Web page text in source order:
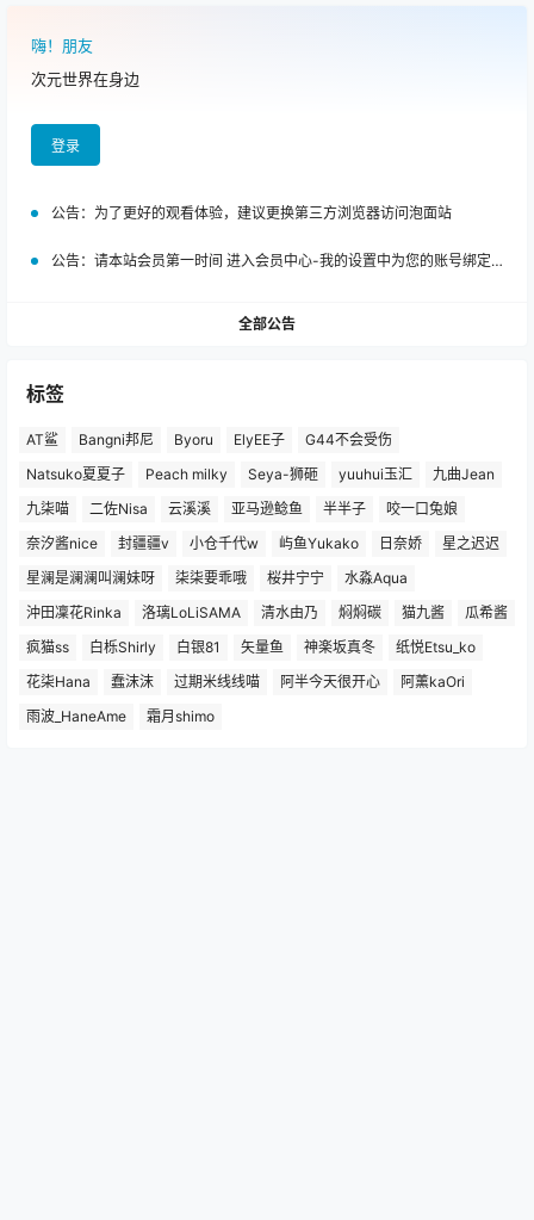
嗨！朋友
次元世界在身边
登录
公告： 为了更好的观看体验，建议更换第三方浏览器访问泡面站
公告： 请本站会员第一时间 进入会员中心-我的设置中为您的账号绑定邮箱!
全部公告
标签
AT鲨 Bangni邦尼 Byoru ElyEE子
G44不会受伤
Natsuko夏夏子
Peach milky Seya-狮砸 yuuhui玉汇
九曲Jean
九柒喵
二佐Nisa 云溪溪 亚马逊鲶鱼 半半子
咬一口兔娘
奈汐酱nice
封疆疆v 小仓千代w 屿鱼Yukako 日奈娇
星之迟迟
星澜是澜澜叫澜妹呀
柒柒要乖哦 桜井宁宁
水淼Aqua
沖田凜花Rinka
洛璃LoLiSAMA 清水由乃 焖焖碳 猫九酱
瓜希酱
疯猫ss
白栎Shirly 白银81 矢量鱼 神楽坂真冬
纸悦Etsu_ko
花柒Hana
蠢沫沫 过期米线线喵 阿半今天很开心
阿薰kaOri
雨波_HaneAme
霜月shimo